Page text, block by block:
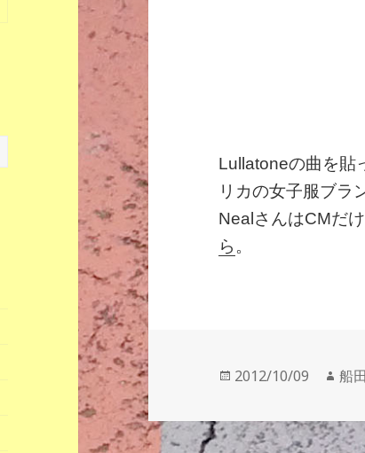
Lullatoneの曲を貼
リカの女子服ブラ
NealさんはCMだ
ら 。
投
日:
2012/10/09
作
者
船